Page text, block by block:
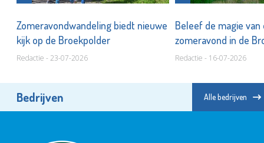
Zomeravondwandeling biedt nieuwe
kijk op de Broekpolder
Redactie - 23-07-2026
Beleef de magie van
zomeravond in de
Redactie - 16-07-2026
Bedrijven Alle bedrijven